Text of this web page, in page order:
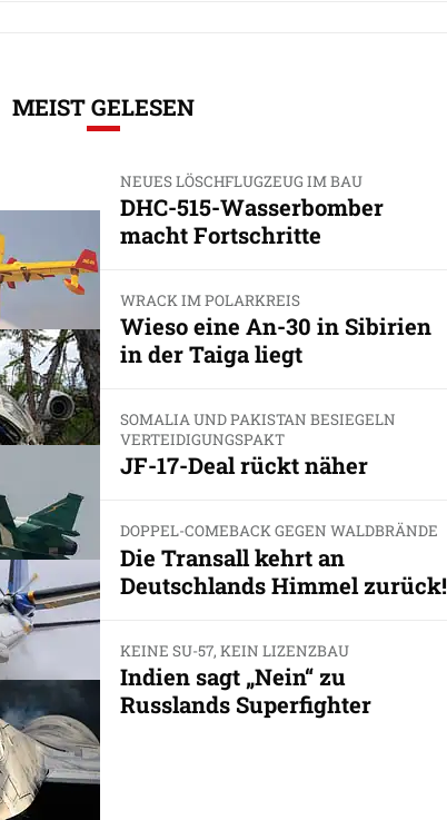
MEIST GELESEN
NEUES LÖSCHFLUGZEUG IM BAU
DHC-515-Wasserbomber
macht Fortschritte
WRACK IM POLARKREIS
Wieso eine An-30 in Sibirien
in der Taiga liegt
SOMALIA UND PAKISTAN BESIEGELN
VERTEIDIGUNGSPAKT
JF-17-Deal rückt näher
DOPPEL-COMEBACK GEGEN WALDBRÄNDE
Die Transall kehrt an
Deutschlands Himmel zurück!
KEINE SU-57, KEIN LIZENZBAU
Indien sagt „Nein“ zu
Russlands Superfighter